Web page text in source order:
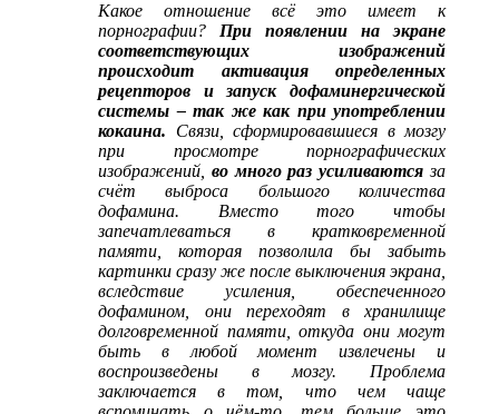
Какое отношение всё это имеет к
порнографии? При появлении на экране
соответствующих изображений
происходит активация определенных
рецепторов и запуск дофаминергической
системы – так же как при употреблении
кокаина. Связи, сформировавшиеся в мозгу
при просмотре порнографических
изображений, во много раз усиливаются за
счёт выброса большого количества
дофамина. Вместо того чтобы
запечатлеваться в кратковременной
памяти, которая позволила бы забыть
картинки сразу же после выключения экрана,
вследствие усиления, обеспеченного
дофамином, они переходят в хранилище
долговременной памяти, откуда они могут
быть в любой момент извлечены и
воспроизведены в мозгу. Проблема
заключается в том, что чем чаще